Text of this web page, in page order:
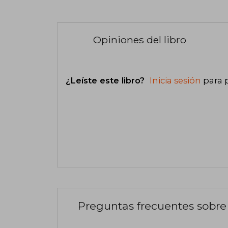
Opiniones del libro
¿Leíste este libro? Inicia sesión para
Preguntas frecuentes